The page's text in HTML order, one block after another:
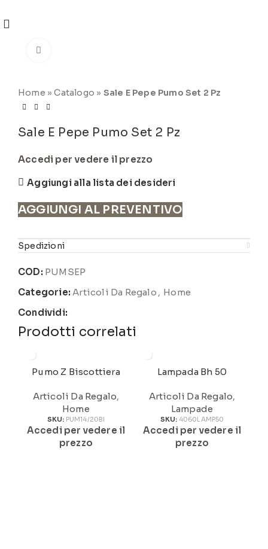
Home »Catalogo » Sale E Pepe Pumo Set 2 Pz
Sale E Pepe Pumo Set 2 Pz
Accedi per vedere il prezzo
Aggiungi alla lista dei desideri
AGGIUNGI AL PREVENTIVO
Spedizioni
COD: PUMSEP
Categorie: Articoli Da Regalo , Home
Condividi:
Prodotti correlati
Pumo Z Biscottiera
Articoli Da Regalo,
Home
SKU: PUM14/20BI
Accedi per vedere il
prezzo
Lampada Bh 50
Articoli Da Regalo,
Lampade
SKU: 4060LAMP50
Accedi per vedere il
prezzo